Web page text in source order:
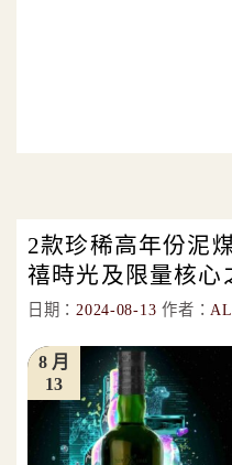
2款珍稀高年份泥
禧時光及限量核心
日期： 2024-08-13 作者：
13
8 月